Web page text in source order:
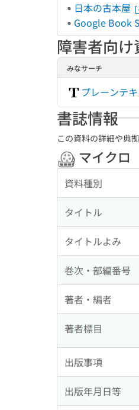
日本の古本屋
Google Book
障害者向
みなサーチ
プレーンテ
書誌情報
この資料の詳細や典
マイクロ
資料種別
タイトル
タイトルよみ
巻次・部編番号
著者・編者
著者標目
出版事項
出版年月日等